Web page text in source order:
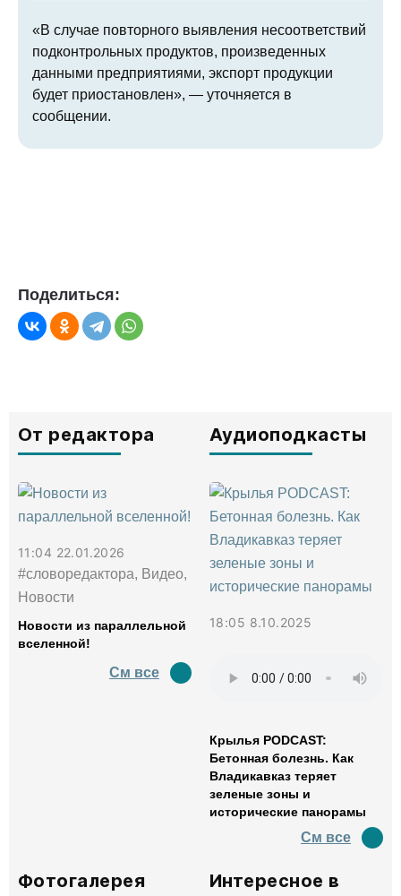
«В случае повторного выявления несоответствий
подконтрольных продуктов, произведенных
данными предприятиями, экспорт продукции
будет приостановлен», — уточняется в
сообщении.
Поделиться:
От редактора
11:04 22.01.2026
#словоредактора, Видео,
Новости
Новости из параллельной
вселенной!
См все
Аудиоподкасты
18:05 8.10.2025
Крылья PODCAST:
Бетонная болезнь. Как
Владикавказ теряет
зеленые зоны и
исторические панорамы
См все
Фотогалерея
Интересное в